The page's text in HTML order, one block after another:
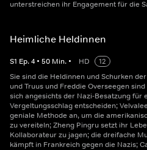
unterstreichen ihr Engagement für die
Heimliche Heldinnen
S1 Ep.4 • 50 Min. • HD
12
Sie sind die Heldinnen und Schurken
und Truus und Freddie Overseegen
sich angesichts der Nazi-Besatzung für
Vergeltungsschlag entscheiden;
geniale Methode an, um die
zu vereiteln; Zheng Pingru setzt ihr
Kollaborateur zu jagen; die dreifache
kämpft in Frankreich gegen die Nazis;